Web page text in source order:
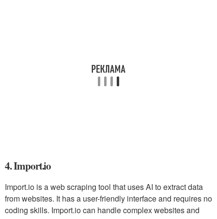
4. Import.io
Import.io is a web scraping tool that uses AI to extract data
from websites. It has a user-friendly interface and requires no
coding skills. Import.io can handle complex websites and